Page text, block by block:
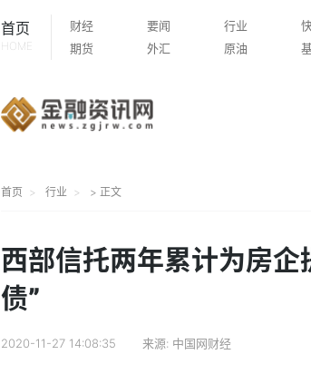
首页
HOME
财经 要闻 行业
期货
外汇 原油
首页 行业 > 正文
西部信托两年累计为房
债”
2020-11-27 14:08:35 来源: 中国网财经